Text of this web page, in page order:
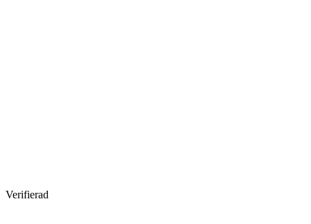
Verifierad